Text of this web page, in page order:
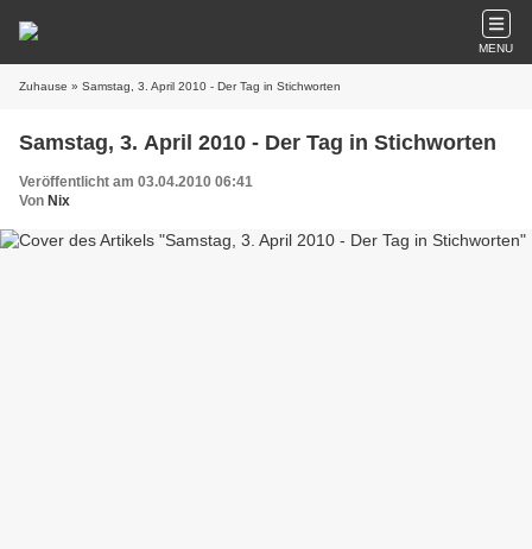
MENU
Zuhause » Samstag, 3. April 2010 - Der Tag in Stichworten
Samstag, 3. April 2010 - Der Tag in Stichworten
Veröffentlicht am 03.04.2010 06:41
Von Nix